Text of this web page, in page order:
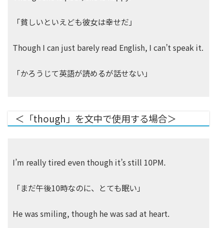
「貧しいといえども彼女は幸せだ」
Though I can just barely read English, I can’t speak it.
「かろうじて英語が読めるが話せない」
＜「though」を文中で使用する場合＞
I’m really tired even though it’s still 10PM.
「まだ午後10時なのに、とても眠い」
He was smiling, though he was sad at heart.